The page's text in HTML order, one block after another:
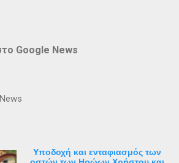
Google News
Υποδοχή και ενταφιασμός των